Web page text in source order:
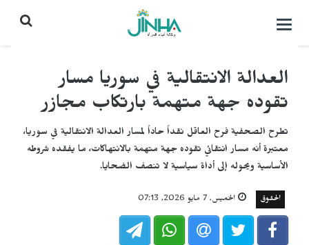
التحكم
العدالة الانتقالية في سوريا مسار
تقوده جهة متهمة بارتكاب مجازر
تطرح الصحفية فرح العاقل نقداً حاداً لمسار العدالة الانتقالية في سوريا،
معتبرة أنه مسار انتقائي تقوده جهة متهمة بالانتهاكات، ما يفقده شروطه
الأساسية ويحوله إلى أداة سياسية لا تنصف الضحايا.
الحقوق الخميس, 7 مايو 2026, 07:13